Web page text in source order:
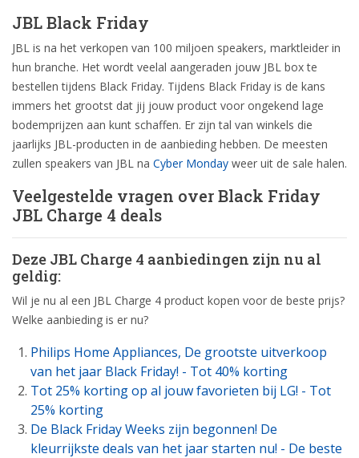
JBL Black Friday
JBL is na het verkopen van 100 miljoen speakers, marktleider in
hun branche. Het wordt veelal aangeraden jouw JBL box te
bestellen tijdens Black Friday. Tijdens Black Friday is de kans
immers het grootst dat jij jouw product voor ongekend lage
bodemprijzen aan kunt schaffen. Er zijn tal van winkels die
jaarlijks JBL-producten in de aanbieding hebben. De meesten
zullen speakers van JBL na Cyber Monday weer uit de sale halen.
Veelgestelde vragen over Black Friday
JBL Charge 4 deals
Deze JBL Charge 4 aanbiedingen zijn nu al
geldig:
Wil je nu al een JBL Charge 4 product kopen voor de beste prijs?
Welke aanbieding is er nu?
Philips Home Appliances, De grootste uitverkoop
van het jaar Black Friday! - Tot 40% korting
Tot 25% korting op al jouw favorieten bij LG! - Tot
25% korting
De Black Friday Weeks zijn begonnen! De
kleurrijkste deals van het jaar starten nu! - De beste